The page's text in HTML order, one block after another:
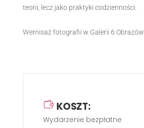
teorii, lecz jako praktyki codzienności.
Wernisaż fotografii w Galerii 6 Obrazów
KOSZT:
Wydarzenie bezpłatne